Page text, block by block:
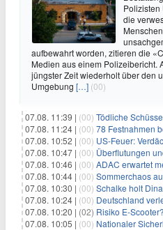
die
aufbewahrt worden, zitieren die
Medien aus einem Polizeibericht.
jüngster Zeit wiederholt über den
Umgebung […] (00)
07.08. 11:39 | (00) Tödliche
07.08. 11:24 | (00) 78 Festnahmen bei
07.08. 10:52 | (00) US-Feuer:
07.08. 10:47 | (00) Überflutungen
07.08. 10:46 | (00) ADAC erwartet mehr
07.08. 10:44 | (00) Sommerchaos auf
07.08. 10:30 | (00) Schalke holt
07.08. 10:24 | (00) Deutschland verleiht
07.08. 10:20 | (02) Risiko E-
07.08. 10:05 | (00) Nationaler